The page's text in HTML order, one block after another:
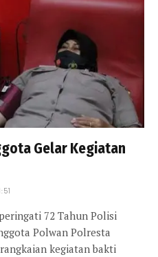
Gelar Kegiatan
72 Tahun Polisi
Polwan Polresta
kegiatan bakti